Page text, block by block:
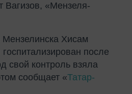
Вагизов, «Мензеля-
Мензелинска Хисам
после
свой контроль взяла
сообщает «Татар-